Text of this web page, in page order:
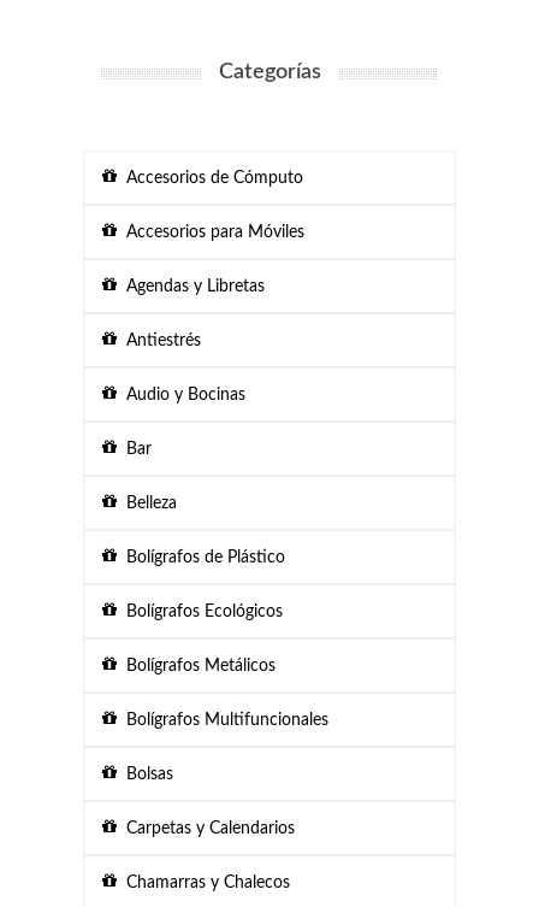
Categorías
Accesorios de Cómputo
Accesorios para Móviles
Agendas y Libretas
Antiestrés
Audio y Bocinas
Bar
Belleza
Bolígrafos de Plástico
Bolígrafos Ecológicos
Bolígrafos Metálicos
Bolígrafos Multifuncionales
Bolsas
Carpetas y Calendarios
Chamarras y Chalecos